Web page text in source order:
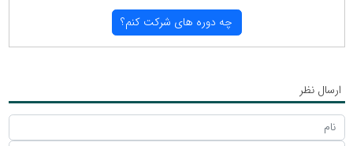
چه دوره های شركت كنم؟
ارسال نظر